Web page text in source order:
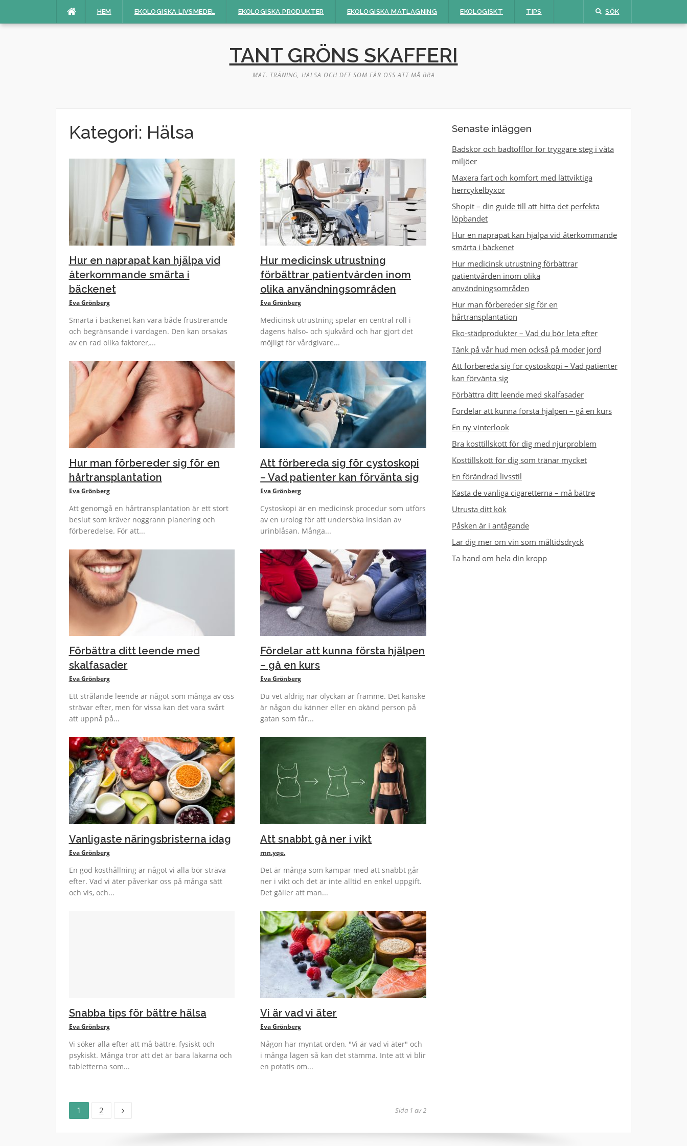
HEM EKOLOGISKA LIVSMEDEL EKOLOGISKA PRODUKTER EKOLOGISKA MATLAGNING EKOLOGISKT TIPS SÖK
TANT GRÖNS SKAFFERI
MAT. TRÄNING, HÄLSA OCH DET SOM FÅR OSS ATT MÅ BRA
Kategori: Hälsa
Hur en naprapat kan hjälpa vid
återkommande smärta i
bäckenet
Eva Grönberg
Smärta i bäckenet kan vara både frustrerande
och begränsande i vardagen. Den kan orsakas
av en rad olika faktorer,...
Hur medicinsk utrustning
förbättrar patientvården inom
olika användningsområden
Eva Grönberg
Medicinsk utrustning spelar en central roll i
dagens hälso- och sjukvård och har gjort det
möjligt för vårdgivare...
Hur man förbereder sig för en
hårtransplantation
Eva Grönberg
Att genomgå en hårtransplantation är ett stort
beslut som kräver noggrann planering och
förberedelse. För att...
Att förbereda sig för cystoskopi
– Vad patienter kan förvänta sig
Eva Grönberg
Cystoskopi är en medicinsk procedur som utförs
av en urolog för att undersöka insidan av
urinblåsan. Många...
Förbättra ditt leende med
skalfasader
Eva Grönberg
Ett strålande leende är något som många av oss
strävar efter, men för vissa kan det vara svårt
att uppnå på...
Fördelar att kunna första hjälpen
– gå en kurs
Eva Grönberg
Du vet aldrig när olyckan är framme. Det kanske
är någon du känner eller en okänd person på
gatan som får...
Vanligaste näringsbristerna idag
Eva Grönberg
En god kosthållning är något vi alla bör sträva
efter. Vad vi äter påverkar oss på många sätt
och vis, och...
Att snabbt gå ner i vikt
rnn.yqe.
Det är många som kämpar med att snabbt går
ner i vikt och det är inte alltid en enkel uppgift.
Det gäller att man...
Snabba tips för bättre hälsa
Eva Grönberg
Vi söker alla efter att må bättre, fysiskt och
psykiskt. Många tror att det är bara läkarna och
tabletterna som...
Vi är vad vi äter
Eva Grönberg
Någon har myntat orden, "Vi är vad vi äter" och
i många lägen så kan det stämma. Inte att vi blir
en potatis om...
Inläggsnavigering
Sida
1 Sida
2 Sida 1 av 2
Senaste inläggen
Badskor och badtofflor för tryggare steg i våta
miljöer
Maxera fart och komfort med lättviktiga
herrcykelbyxor
Shopit – din guide till att hitta det perfekta
löpbandet
Hur en naprapat kan hjälpa vid återkommande
smärta i bäckenet
Hur medicinsk utrustning förbättrar
patientvården inom olika
användningsområden
Hur man förbereder sig för en
hårtransplantation
Eko-städprodukter – Vad du bör leta efter
Tänk på vår hud men också på moder jord
Att förbereda sig för cystoskopi – Vad patienter
kan förvänta sig
Förbättra ditt leende med skalfasader
Fördelar att kunna första hjälpen – gå en kurs
En ny vinterlook
Bra kosttillskott för dig med njurproblem
Kosttillskott för dig som tränar mycket
En förändrad livsstil
Kasta de vanliga cigaretterna – må bättre
Utrusta ditt kök
Påsken är i antågande
Lär dig mer om vin som måltidsdryck
Ta hand om hela din kropp